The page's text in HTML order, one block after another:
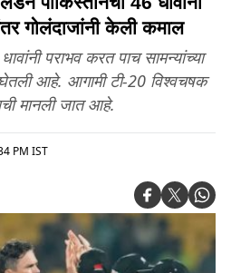
गोलंदाजांनी केली कमाल
पराभव करत पाच सामन्यांच्या
आहे. आगामी टी-20 विश्वचषक
मानली जात आहे.
PM IST